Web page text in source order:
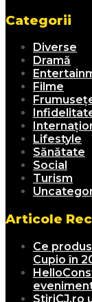
Categorii
Diverse
Dramă
Filme
Lifestyle
Sănătate
Social
Turism
Articole
Ce
Cupio în
StiriCJ.ro